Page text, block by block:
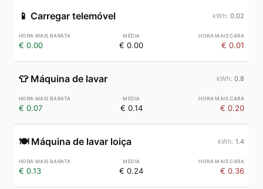
📱 Carregar telemóvel 0.02
€ 0.00 € 0.00 € 0.01
👕 Máquina de lavar 0.8
€ 0.07 € 0.14 € 0.20
🍽️ Máquina de lavar loiça 1.4
€ 0.13 € 0.24 € 0.36